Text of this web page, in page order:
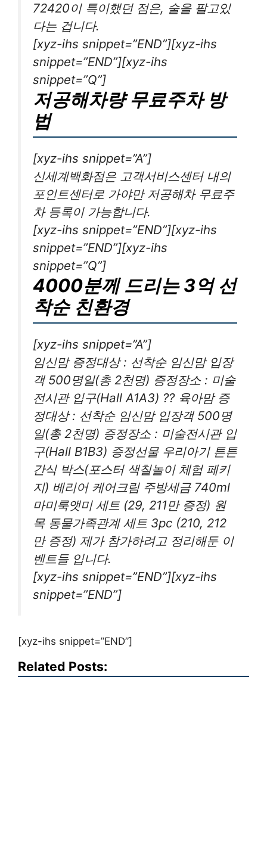
72420이 특이했던 점은, 술을 팔고있
다는 겁니다.
[xyz-ihs snippet=”END”][xyz-ihs
snippet=”END”][xyz-ihs
snippet=”Q”]
저공해차량 무료주차 방
법
[xyz-ihs snippet=”A”]
신세계백화점은 고객서비스센터 내의
포인트센터로 가야만 저공해차 무료주
차 등록이 가능합니다.
[xyz-ihs snippet=”END”][xyz-ihs
snippet=”END”][xyz-ihs
snippet=”Q”]
4000분께 드리는 3억 선
착순 친환경
[xyz-ihs snippet=”A”]
임신맘 증정대상 : 선착순 임신맘 입장
객 500명일(총 2천명) 증정장소 : 미술
전시관 입구(Hall A1A3) ?? 육아맘 증
정대상 : 선착순 임신맘 입장객 500명
일(총 2천명) 증정장소 : 미술전시관 입
구(Hall B1B3) 증정선물 우리아기 튼튼
간식 박스(포스터 색칠놀이 체험 페키
지) 베리어 케어크림 주방세금 740ml
마미룩앳미 세트 (29, 211만 증정) 원
목 동물가족관계 세트 3pc (210, 212
만 증정) 제가 참가하려고 정리해둔 이
벤트들 입니다.
[xyz-ihs snippet=”END”][xyz-ihs
snippet=”END”]
[xyz-ihs snippet=”END”]
Related Posts: